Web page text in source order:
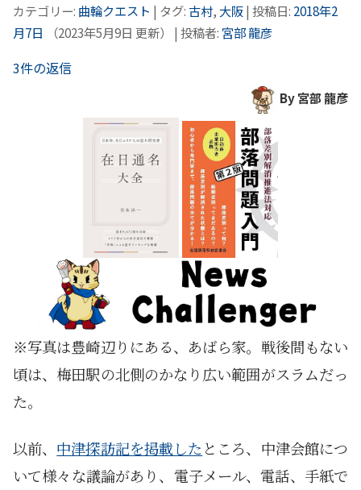
カテゴリー: 曲輪クエスト | タグ:古村, 大阪| 投稿日: 2018年2
月7日
（2023年5月9日 更新） | 投稿者: 宮部 龍彦
3件の返信
By 宮部 龍彦
※写真は豊崎辺りにある、あばら家。戦後間もない
頃は、梅田駅の北側のかなり広い範囲がスラムだっ
た。
以前、 中津探訪記を掲載した ところ、中津会館につ
いて様々な議論があり、電子メール、電話、手紙で